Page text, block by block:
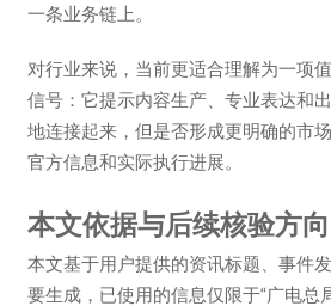
一条业务链上。
对行业来说，当前更适合理解为一项
信号：它提示内容生产、专业表达和
地连接起来，但是否形成更明确的市
官方信息和实际执行进展。
本文依据与后续核验方向
本文基于用户提供的资讯标题、事件
要生成，已使用的信息仅限于“广电总